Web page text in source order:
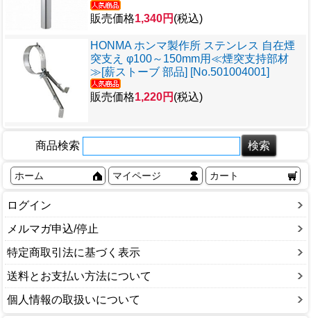
販売価格1,340円 (税込)
HONMA ホンマ製作所 ステンレス 自在煙
突支え φ100～150mm用≪煙突支持部材
≫[薪ストーブ 部品] [No.501004001]
販売価格1,220円 (税込)
商品検索
ホーム マイページ カート
ログイン
メルマガ申込/停止
特定商取引法に基づく表示
送料とお支払い方法について
個人情報の取扱いについて